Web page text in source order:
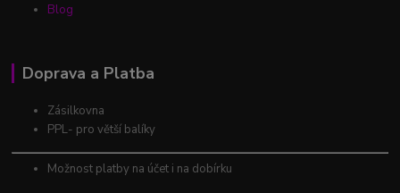
Blog
Doprava a Platba
Zásilkovna
PPL- pro větší balíky
Možnost platby na účet i na dobírku